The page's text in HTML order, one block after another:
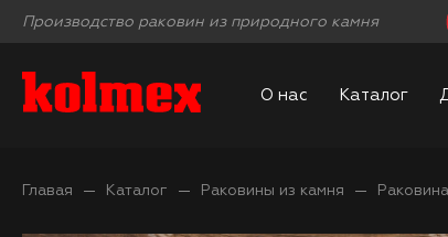
Производство раковин из природного камня
О нас Каталог
Главая Каталог Раковины из камня